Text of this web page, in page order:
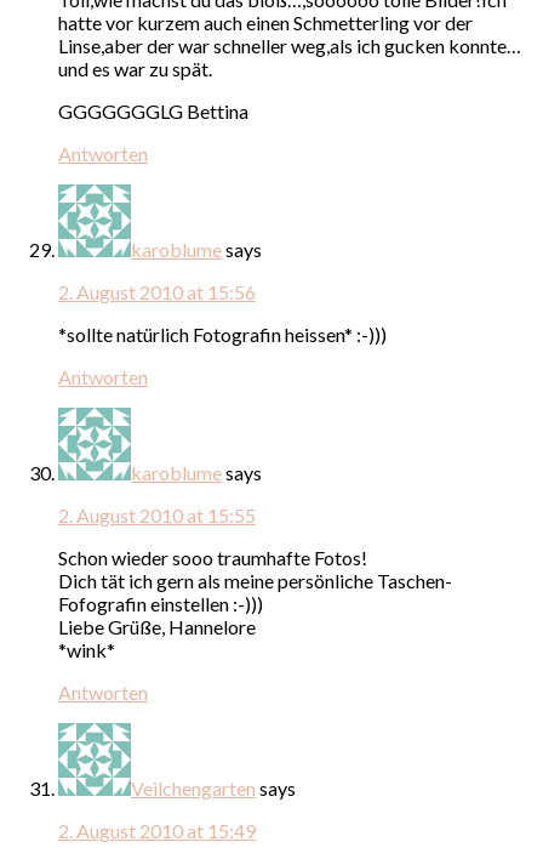
hatte vor kurzem auch einen Schmetterling vor der
Linse,aber der war schneller weg,als ich gucken konnte…
und es war zu spät.
GGGGGGGLG Bettina
Antworten
karoblumesays
2. August 2010 at 15:56
*sollte natürlich Fotografin heissen* :-)))
Antworten
karoblumesays
2. August 2010 at 15:55
Schon wieder sooo traumhafte Fotos!
Dich tät ich gern als meine persönliche Taschen-
Fofografin einstellen :-)))
Liebe Grüße, Hannelore
*wink*
Antworten
Veilchengarten says
2. August 2010 at 15:49